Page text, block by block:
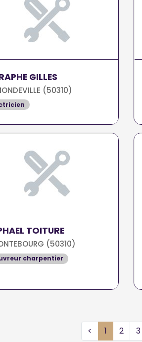
GILLES
(50310)
TOITURE
(50310)
charpentier
< 1 2 3